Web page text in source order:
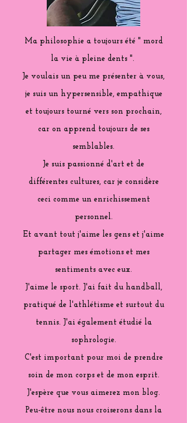
Ma philosophie a toujours été " mord
la vie à pleine dents ".
Je voulais un peu me présenter à vous,
je suis un hypersensible, empathique
et toujours tourné vers son prochain,
car on apprend toujours de ses
semblables.
Je suis passionné d'art et de
différentes cultures, car je considère
ceci comme un enrichissement
personnel.
Et avant tout j'aime les gens et j'aime
partager mes émotions et mes
sentiments avec eux.
J'aime le sport. J'ai fait du handball,
pratiqué de l'athlétisme et surtout du
tennis. J'ai également étudié la
sophrologie.
C'est important pour moi de prendre
soin de mon corps et de mon esprit.
J'espère que vous aimerez mon blog.
Peu-être nous nous croiserons dans la